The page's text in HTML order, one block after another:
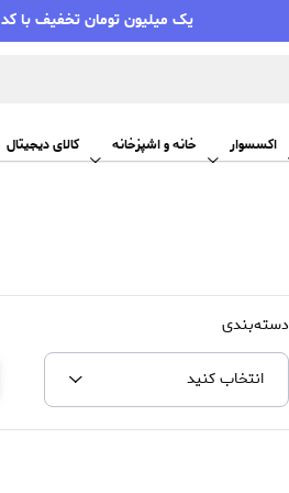
یک میلیون تومان تخفیف با کد PAYCVMYY کف خرید: 5 میلیون تومان ( کد تخفیف درگاه اسنپ پی )
اکسسوار خانه و اشپزخانه کالای دیجیتال
دسته‌بندی
انتخاب کنید